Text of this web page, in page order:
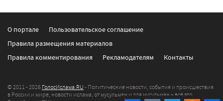
О портале
Пользовательское соглашение
Правила размещения материалов
Правила комментирования
Рекламодателям Контакты
© 2011 - 2026 ГолосИслама.RU - Политические новости, события и происшествия
в России и мире, новости ислама, от мусульман и для мусульман – всё это